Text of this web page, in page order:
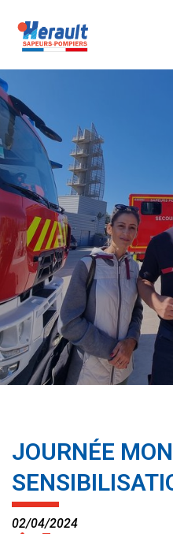
JOURNÉE
02/04/2024